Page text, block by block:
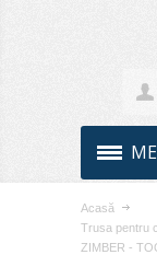
Acasă
Trusa pentru
ZIMBER -